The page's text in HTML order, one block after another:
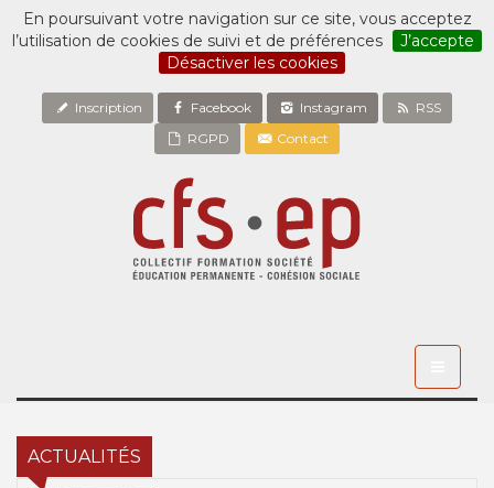
En poursuivant votre navigation sur ce site, vous acceptez
l’utilisation de cookies de suivi et de préférences
J’accepte
Désactiver les cookies
Inscription Facebook Instagram
RSS
RGPD
Contact
ACTUALITÉS